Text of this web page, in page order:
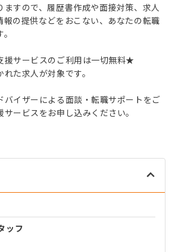
ますので、履歴書作成や面接対策、求人
報の提供などをおこない、あなたの転職
援サービスのご利用は一切無料★
た求人が対象です。
イザーによる面談・転職サポートをご
ービスをお申し込みください。
ッフ